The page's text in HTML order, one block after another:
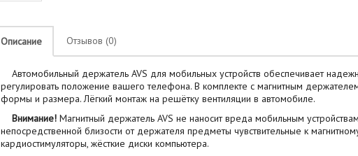
Описание Отзывов (0)
Автомобильный держатель AVS для мобильных устройств обеспечивает
регулировать положение вашего телефона. В комплекте с магнитным
формы и размера. Лёгкий монтаж на решётку вентиляции в автомобиле.
Внимание! Магнитный держатель AVS не наносит вреда мобильным
непосредственной близости от держателя предметы чувствительные к
кардиостимуляторы, жёсткие диски компьютера.